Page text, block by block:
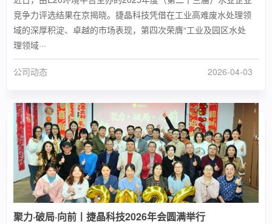
竞争力评选结果在京揭晓。捷晶科技凭借在工业高难废水处理领
域的深厚积淀、卓越的市场表现，第四次荣膺“工业及园区水处
理领域···
公司动态 2026-04-03
聚力·破局·向前丨捷晶科技2026年会圆满举行